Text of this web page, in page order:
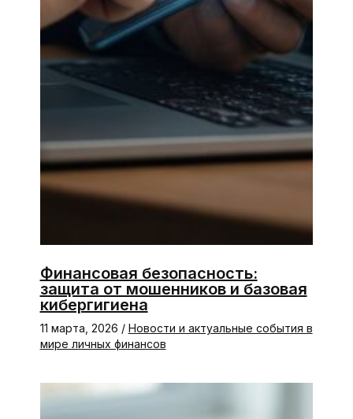
Финансовая безопасность:
защита от мошенников и базовая
кибергигиена
11 марта, 2026 / Новости и актуальные события в
мире личных финансов